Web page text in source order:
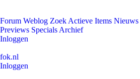
Forum Weblog Zoek Actieve Items Nieuws
Previews Specials Archief
Inloggen
fok.nl
Inloggen